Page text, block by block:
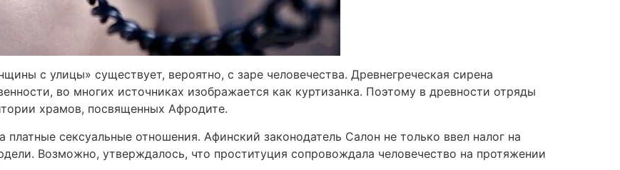
с улицы» существует, вероятно, с заре человечества. Древнегреческая сирена
во многих источниках изображается как куртизанка. Поэтому в древности отряды
храмов, посвященных Афродите.
сексуальные отношения. Афинский законодатель Салон не только ввел налог на
Возможно, утверждалось, что проституция сопровождала человечество на протяжении